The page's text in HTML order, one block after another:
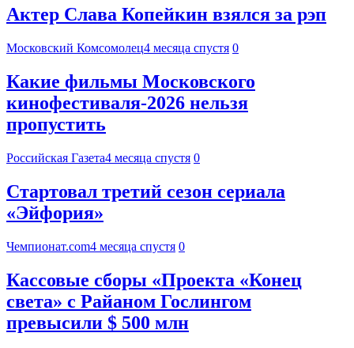
Актер Слава Копейкин взялся за рэп
Московский Комсомолец4 месяца спустя 0
Какие фильмы Московского
кинофестиваля-2026 нельзя
пропустить
Российская Газета4 месяца спустя 0
Стартовал третий сезон сериала
«Эйфория»
Чемпионат.com4 месяца спустя 0
Кассовые сборы «Проекта «Конец
света» с Райаном Гослингом
превысили $ 500 млн